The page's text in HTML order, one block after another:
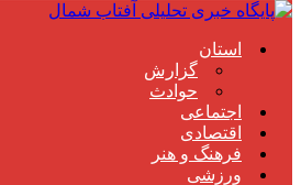
استان
گزارش
حوادث
اجتماعی
اقتصادی
فرهنگ و هنر
ورزشی